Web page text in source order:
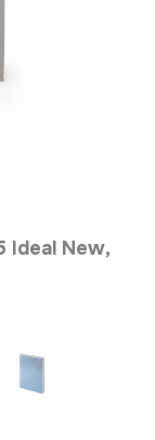
Ideal New,